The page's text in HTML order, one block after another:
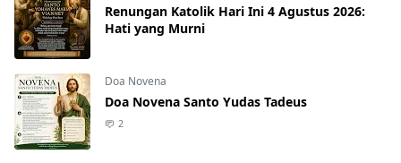
Renungan Katolik Hari Ini 4 Agustus 2026:
Hati yang Murni
Doa Novena
Doa Novena Santo Yudas Tadeus
2